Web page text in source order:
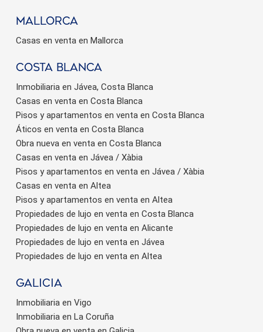
Mallorca
Casas en venta en Mallorca
Costa Blanca
Inmobiliaria en Jávea, Costa Blanca
Casas en venta en Costa Blanca
Pisos y apartamentos en venta en Costa Blanca
Áticos en venta en Costa Blanca
Obra nueva en venta en Costa Blanca
Casas en venta en Jávea / Xàbia
Pisos y apartamentos en venta en Jávea / Xàbia
Casas en venta en Altea
Pisos y apartamentos en venta en Altea
Propiedades de lujo en venta en Costa Blanca
Propiedades de lujo en venta en Alicante
Propiedades de lujo en venta en Jávea
Propiedades de lujo en venta en Altea
Galicia
Inmobiliaria en Vigo
Inmobiliaria en La Coruña